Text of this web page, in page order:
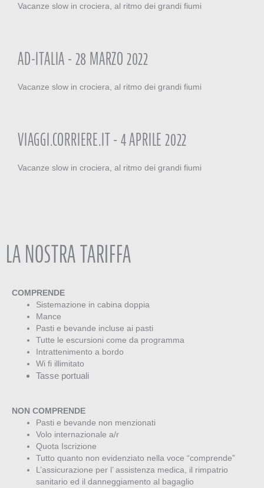
Vacanze slow in crociera, al ritmo dei grandi fiumi
AD-ITALIA - 28 MARZO 2022
Vacanze slow in crociera, al ritmo dei grandi fiumi
VIAGGI.CORRIERE.IT - 4 APRILE 2022
Vacanze slow in crociera, al ritmo dei grandi fiumi
LA NOSTRA TARIFFA
COMPRENDE
Sistemazione in cabina doppia
Mance
Pasti e bevande incluse ai pasti
Tutte le escursioni come da programma
Intrattenimento a bordo
Wi fi illimitato
Tasse portuali
NON COMPRENDE
Pasti e bevande non menzionati
Volo internazionale a/r
Quota Iscrizione
Tutto quanto non evidenziato nella voce “comprende”
L’assicurazione per l’ assistenza medica, il rimpatrio
sanitario ed il danneggiamento al bagaglio